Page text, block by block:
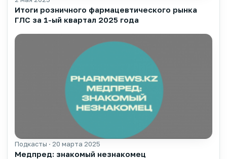
▶
Итоги розничного фармацевтического рынка
ГЛС за 1-ый квартал 2025 года
▶
Подкасты · 20 марта 2025
Медпред: знакомый незнакомец